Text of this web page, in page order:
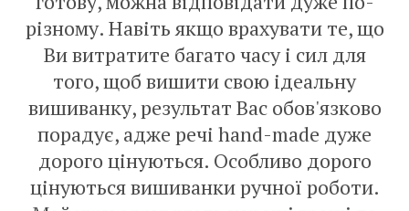
різному. Навіть якщо врахувати те, що
Ви витратите багато часу і сил для
того, щоб вишити свою ідеальну
вишиванку, результат Вас обов'язково
порадує, адже речі hand-made дуже
дорого цінуються. Особливо дорого
цінуються вишиванки ручної роботи.